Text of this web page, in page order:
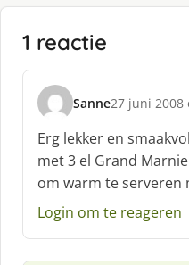
1 reactie
Sanne
s
c
h
r
e
e
:
27 juni 2008
Erg lekker en
met 3 el Grand
om warm te serveren
Login om te reageren